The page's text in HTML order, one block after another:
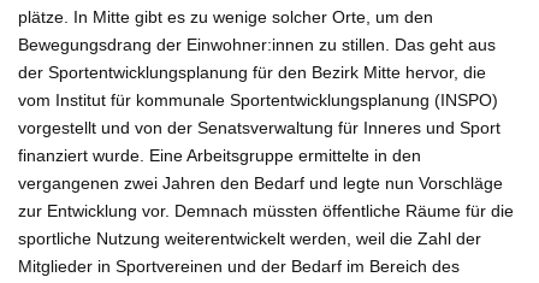
plätze. In Mitte gibt es zu wenige solcher Orte, um den
Bewegungsdrang der Einwohner:innen zu stillen. Das geht aus
der Sportentwicklungsplanung für den Bezirk Mitte hervor, die
vom Institut für kommunale Sportentwicklungsplanung (INSPO)
vorgestellt und von der Senatsverwaltung für Inneres und Sport
finanziert wurde. Eine Arbeitsgruppe ermittelte in den
vergangenen zwei Jahren den Bedarf und legte nun Vorschläge
zur Entwicklung vor. Demnach müssten öffentliche Räume für die
sportliche Nutzung weiterentwickelt werden, weil die Zahl der
Mitglieder in Sportvereinen und der Bedarf im Bereich des